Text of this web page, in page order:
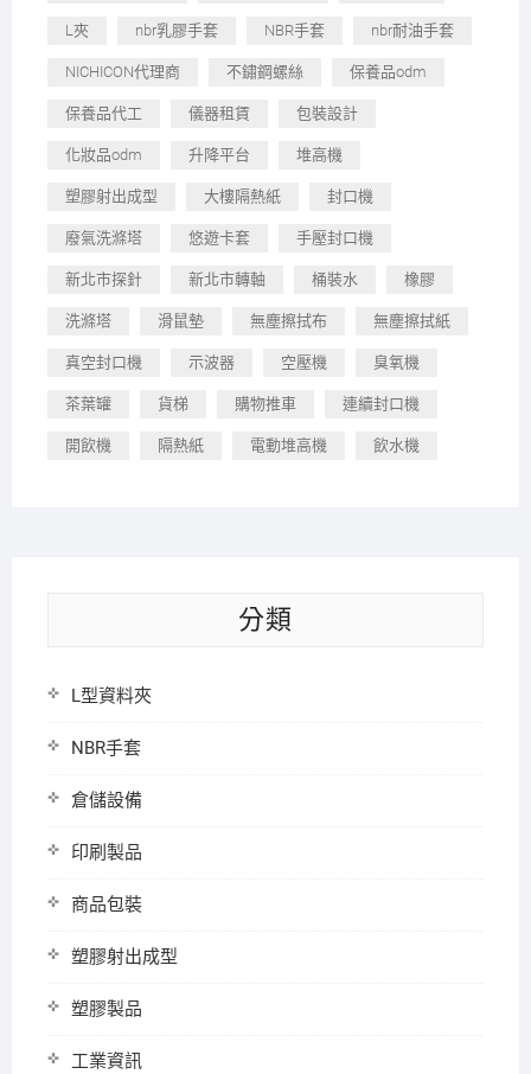
L夾 nbr乳膠手套 NBR手套 nbr耐油手套
NICHICON代理商 不鏽鋼螺絲 保養品odm
保養品代工 儀器租賃 包裝設計
化妝品odm 升降平台 堆高機
塑膠射出成型 大樓隔熱紙 封口機
廢氣洗滌塔 悠遊卡套 手壓封口機
新北市探針 新北市轉軸 桶裝水 橡膠
洗滌塔 滑鼠墊 無塵擦拭布 無塵擦拭紙
真空封口機 示波器 空壓機 臭氧機
茶葉罐 貨梯 購物推車 連續封口機
開飲機 隔熱紙 電動堆高機 飲水機
分類
L型資料夾
NBR手套
倉儲設備
印刷製品
商品包裝
塑膠射出成型
塑膠製品
工業資訊